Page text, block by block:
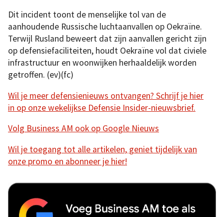
Dit incident toont de menselijke tol van de
aanhoudende Russische luchtaanvallen op Oekraïne.
Terwijl Rusland beweert dat zijn aanvallen gericht zijn
op defensiefaciliteiten, houdt Oekraïne vol dat civiele
infrastructuur en woonwijken herhaaldelijk worden
getroffen. (ev)(fc)
Wil je meer defensienieuws ontvangen? Schrijf je hier
in op onze wekelijkse Defensie Insider-nieuwsbrief.
Volg Business AM ook op Google Nieuws
Wil je toegang tot alle artikelen, geniet tijdelijk van
onze promo en abonneer je hier!